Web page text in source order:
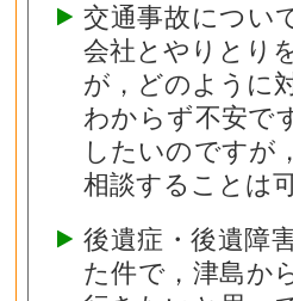
交通事故につい
会社とやりとり
が，どのように
わからず不安で
したいのですが
相談することは
後遺症・後遺障
た件で，津島か